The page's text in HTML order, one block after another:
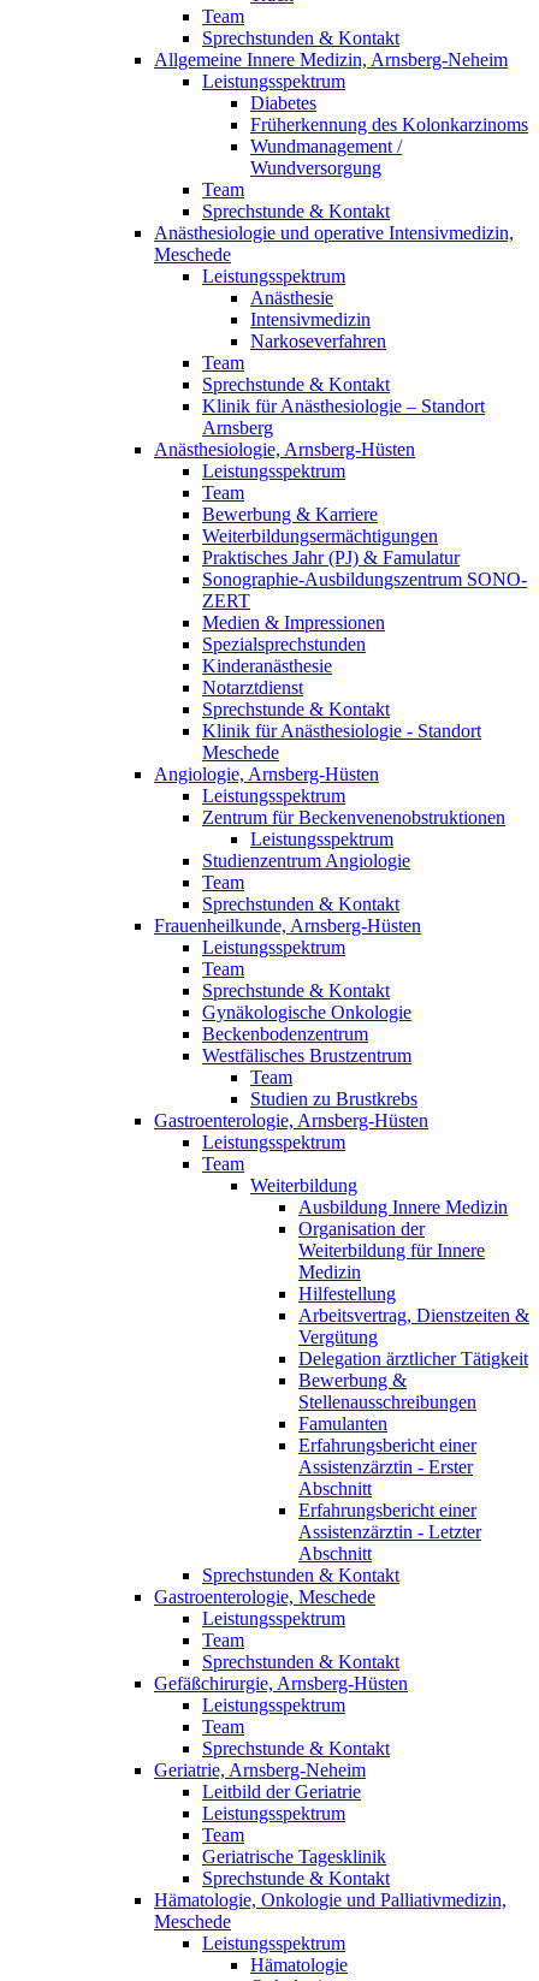
Team
Sprechstunden & Kontakt
Allgemeine Innere Medizin, Arnsberg-Neheim
Leistungsspektrum
Diabetes
Früherkennung des Kolonkarzinoms
Wundmanagement /
Wundversorgung
Team
Sprechstunde & Kontakt
Anästhesiologie und operative Intensivmedizin,
Meschede
Leistungsspektrum
Anästhesie
Intensivmedizin
Narkoseverfahren
Team
Sprechstunde & Kontakt
Klinik für Anästhesiologie – Standort
Arnsberg
Anästhesiologie, Arnsberg-Hüsten
Leistungsspektrum
Team
Bewerbung & Karriere
Weiterbildungsermächtigungen
Praktisches Jahr (PJ) & Famulatur
Sonographie-Ausbildungszentrum SONO-
ZERT
Medien & Impressionen
Spezialsprechstunden
Kinderanästhesie
Notarztdienst
Sprechstunde & Kontakt
Klinik für Anästhesiologie - Standort
Meschede
Angiologie, Arnsberg-Hüsten
Leistungsspektrum
Zentrum für Beckenvenenobstruktionen
Leistungsspektrum
Studienzentrum Angiologie
Team
Sprechstunden & Kontakt
Frauenheilkunde, Arnsberg-Hüsten
Leistungsspektrum
Team
Sprechstunde & Kontakt
Gynäkologische Onkologie
Beckenbodenzentrum
Westfälisches Brustzentrum
Team
Studien zu Brustkrebs
Gastroenterologie, Arnsberg-Hüsten
Leistungsspektrum
Team
Weiterbildung
Ausbildung Innere Medizin
Organisation der
Weiterbildung für Innere
Medizin
Hilfestellung
Arbeitsvertrag, Dienstzeiten &
Vergütung
Delegation ärztlicher Tätigkeit
Bewerbung &
Stellenausschreibungen
Famulanten
Erfahrungsbericht einer
Assistenzärztin - Erster
Abschnitt
Erfahrungsbericht einer
Assistenzärztin - Letzter
Abschnitt
Sprechstunden & Kontakt
Gastroenterologie, Meschede
Leistungsspektrum
Team
Sprechstunden & Kontakt
Gefäßchirurgie, Arnsberg-Hüsten
Leistungsspektrum
Team
Sprechstunde & Kontakt
Geriatrie, Arnsberg-Neheim
Leitbild der Geriatrie
Leistungsspektrum
Team
Geriatrische Tagesklinik
Sprechstunde & Kontakt
Hämatologie, Onkologie und Palliativmedizin,
Meschede
Leistungsspektrum
Hämatologie